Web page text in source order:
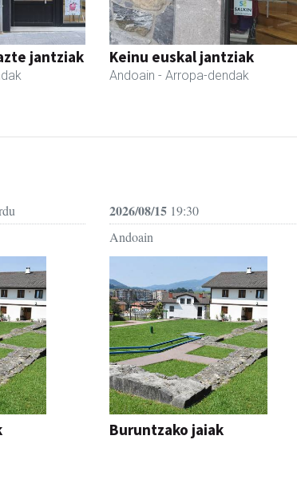
jantziak Keinu euskal jantziak
Andoain - Arropa-dendak
2026/08/15 19:30
Andoain
Buruntzako jaiak